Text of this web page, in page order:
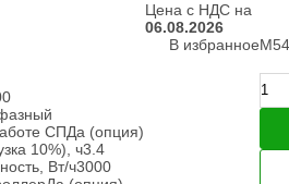
Цена с НДС на
06.08.2026
В избранное
СПДа (опция)
10%), ч3.4
Вт/ч3000
М54